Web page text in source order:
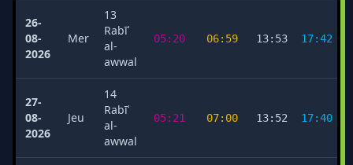
26-
08-
2026
Mer
13
Rabīʿ
al-
awwal
05:20 06:59 13:53 17:42
27-
08-
2026
Jeu
14
Rabīʿ
al-
awwal
05:21 07:00 13:52 17:40